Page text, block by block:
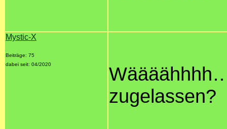
Mystic-X
Beiträge: 75
dabei seit: 04/2020
zugelassen?